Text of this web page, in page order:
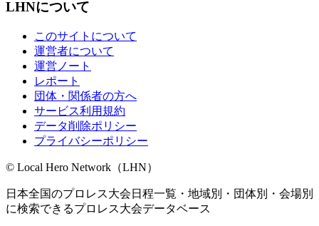
LHNについて
このサイトについて
運営者について
運営ノート
レポート
団体・関係者の方へ
サービス利用規約
データ削除ポリシー
プライバシーポリシー
© Local Hero Network（LHN）
日本全国のプロレス大会日程一覧・地域別・団体別・会場別
に検索できるプロレス大会データベース